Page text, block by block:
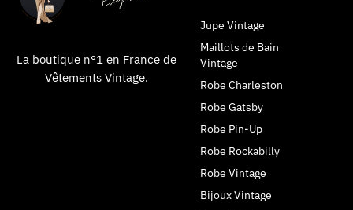
La boutique n°1 en France de
Vêtements Vintage.
Jupe Vintage
Maillots de Bain
Vintage
Robe Charleston
Robe Gatsby
Robe Pin-Up
Robe Rockabilly
Robe Vintage
Bijoux Vintage